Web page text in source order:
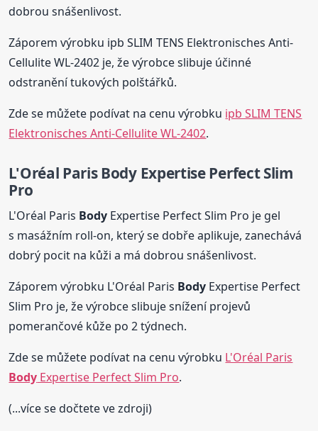
dobrou snášenlivost.
Záporem výrobku ipb SLIM TENS Elektronisches Anti-
Cellulite WL-2402 je, že výrobce slibuje účinné
odstranění tukových polštářků.
Zde se můžete podívat na cenu výrobku ipb SLIM TENS
Elektronisches Anti-Cellulite WL-2402.
L'Oréal ParisBodyExpertise Perfect Slim
Pro
L'Oréal Paris Body Expertise Perfect Slim Pro je gel
s masážním roll-on, který se dobře aplikuje, zanechává
dobrý pocit na kůži a má dobrou snášenlivost.
Záporem výrobku L'Oréal Paris Body Expertise Perfect
Slim Pro je, že výrobce slibuje snížení projevů
pomerančové kůže po 2 týdnech.
Zde se můžete podívat na cenu výrobku L'Oréal Paris
Body Expertise Perfect Slim Pro.
(...více se dočtete ve zdroji)